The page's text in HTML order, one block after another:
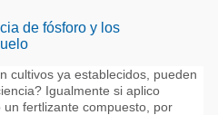
de fósforo y los
cultivos ya establecidos, pueden
Igualmente si aplico
fertlizante compuesto, por